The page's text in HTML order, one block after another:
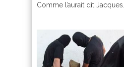
Comme l’aurait dit Jacques...